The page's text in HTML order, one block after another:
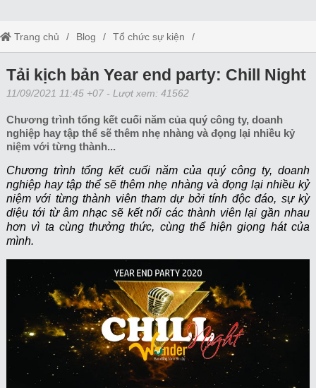
Trang chủ Blog Tổ chức sự kiện
Tải kịch bản Year end party: Chill Night
Tải kịch bản Year end party: Chill Night
11/09/2021 11:45 +07 - Lượt xem: 41562
Chương trình tổng kết cuối năm của quý công ty, doanh
nghiệp hay tập thể sẽ thêm nhẹ nhàng và đọng lại nhiều kỷ
niệm với từng thành...
Chương trình tổng kết cuối năm của quý công ty, doanh
nghiệp hay tập thể sẽ thêm nhẹ nhàng và đọng lại nhiều kỷ
niệm với từng thành viên tham dự bởi tính độc đáo, sự kỳ
diệu tới từ âm nhạc sẽ kết nối các thành viên lại gần nhau
hơn vì ta cùng thưởng thức, cùng thể hiện giọng hát của
mình.